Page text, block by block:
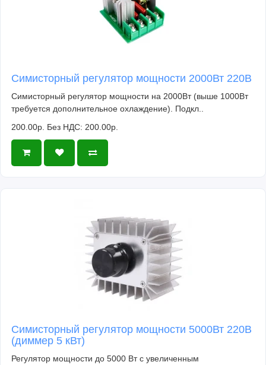
Симисторный регулятор мощности 2000Вт 220В
Симисторный регулятор мощности на 2000Вт (выше 1000Вт
требуется дополнительное охлаждение). Подкл..
200.00р. Без НДС: 200.00р.
Симисторный регулятор мощности 5000Вт 220В
(диммер 5 кВт)
Регулятор мощности до 5000 Вт с увеличенным